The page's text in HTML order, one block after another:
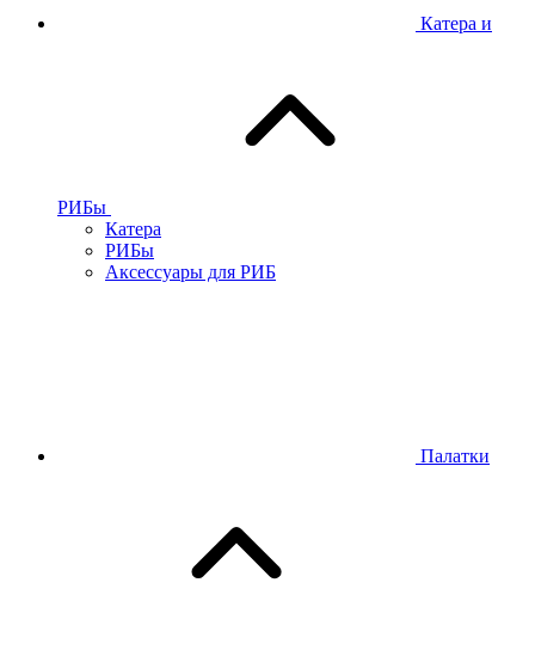
Катера и
РИБы
Катера
РИБы
Аксессуары для РИБ
Палатки